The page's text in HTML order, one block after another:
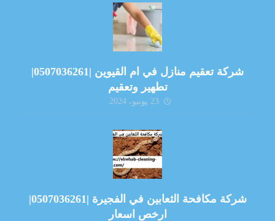
شركة تعقيم منازل في ام القيوين |0507036261|
تطهير وتعقيم
23 يونيو، 2024
شركة مكافحة الثعابين في الفجيرة |0507036261|
ارخص اسعار